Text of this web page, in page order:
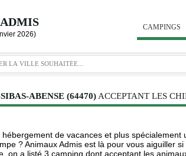
2026)
CAMPINGS
ABENSE (64470) ACCEPTANT LES
de vacances et plus
? Animaux Admis est là pour vous aiguiller si
on a listé 3 camping dont acceptant les